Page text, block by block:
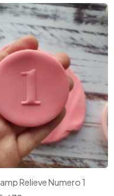
Relieve Numero 1